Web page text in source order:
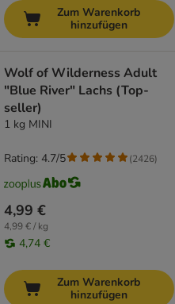
Zum Warenkorb
hinzufügen
Wolf of Wilderness Adult
"Blue River" Lachs (Top-
seller)
1 kg MINI
4,99 €
4,99 € / kg
4,74 €
Rating: 4.7/5 (2426)
Zum Warenkorb
hinzufügen